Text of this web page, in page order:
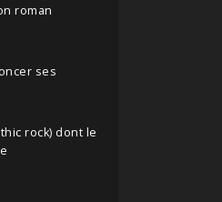
roman
ses
rock) dont le